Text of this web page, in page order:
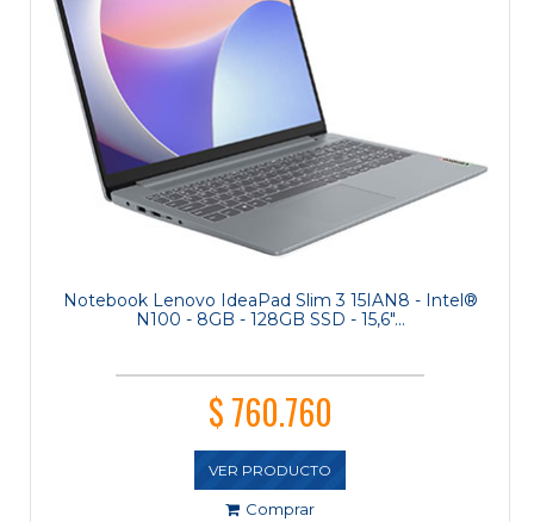
Notebook Lenovo IdeaPad Slim 3 15IAN8 - Intel®
N100 - 8GB - 128GB SSD - 15,6"...
$ 760.760
VER PRODUCTO
Comprar